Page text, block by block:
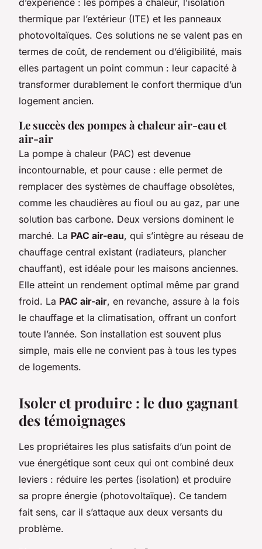
thermique par l’extérieur (ITE) et les panneaux
photovoltaïques. Ces solutions ne se valent pas en
termes de coût, de rendement ou d’éligibilité, mais
elles partagent un point commun : leur capacité à
transformer durablement le confort thermique d’un
logement ancien.
Le succès des pompes à chaleur air-eau et
air-air
La pompe à chaleur (PAC) est devenue
incontournable, et pour cause : elle permet de
remplacer des systèmes de chauffage obsolètes,
comme les chaudières au fioul ou au gaz, par une
solution bas carbone. Deux versions dominent le
marché. La PAC air-eau, qui s’intègre au réseau de
chauffage central existant (radiateurs, plancher
chauffant), est idéale pour les maisons anciennes.
Elle atteint un rendement optimal même par grand
froid. La PAC air-air, en revanche, assure à la fois
le chauffage et la climatisation, offrant un confort
toute l’année. Son installation est souvent plus
simple, mais elle ne convient pas à tous les types
de logements.
Isoler et produire : le duo gagnant
des témoignages
Les propriétaires les plus satisfaits d’un point de
vue énergétique sont ceux qui ont combiné deux
leviers : réduire les pertes (isolation) et produire
sa propre énergie (photovoltaïque). Ce tandem
fait sens, car il s’attaque aux deux versants du
problème.